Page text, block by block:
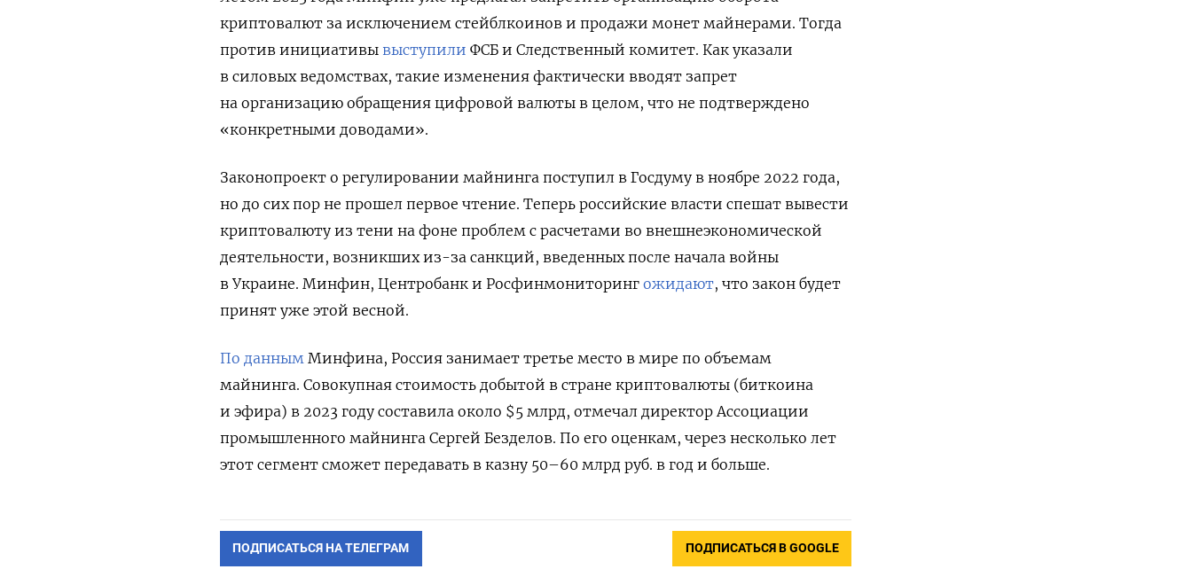
криптовалют за исключением стейблкоинов и продажи монет майнерами. Тогда
против инициативы выступили ФСБ и Следственный комитет. Как указали
в силовых ведомствах, такие изменения фактически вводят запрет
на организацию обращения цифровой валюты в целом, что не подтверждено
«конкретными доводами».
Законопроект о регулировании майнинга поступил в Госдуму в ноябре 2022 года,
но до сих пор не прошел первое чтение. Теперь российские власти спешат вывести
криптовалюту из тени на фоне проблем с расчетами во внешнеэкономической
деятельности, возникших из-за санкций, введенных после начала войны
в Украине. Минфин, Центробанк и Росфинмониторинг ожидают, что закон будет
принят уже этой весной.
По данным Минфина, Россия занимает третье место в мире по объемам
майнинга. Совокупная стоимость добытой в стране криптовалюты (биткоина
и эфира) в 2023 году составила около $5 млрд, отмечал директор Ассоциации
промышленного майнинга Сергей Безделов. По его оценкам, через несколько лет
этот сегмент сможет передавать в казну 50–60 млрд руб. в год и больше.
ПОДПИСАТЬСЯ НА ТЕЛЕГРАМ ПОДПИСАТЬСЯ В GOOGLE